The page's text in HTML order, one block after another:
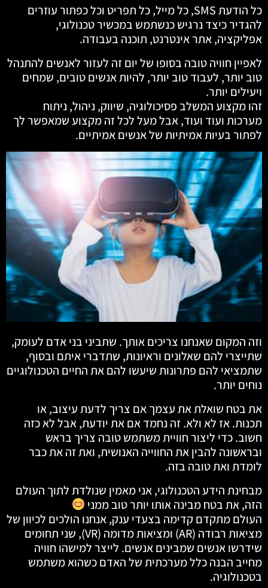
כל הודעת SMS, כל מייל, כל תפריט וכל כפתור עוזרים
להגדיר כיצד נרגיש כנשתמש במכשיר טכנולוגי,
אפליקציה, אתר אינטרנט, תוכנה בעבודה.
לאפיין חוויה טובה בסופו של יום זה לעזור לאנשים להתנהל
טוב יותר, לעבוד טוב יותר, להיות אנשים טובים, שמחים
ויעילים יותר.
זהו מקצוע המשלב פסיכולוגיה, שיווק, ניהול, ניתוח
מערכות ועוד ועוד, אבל מעל לכל זה מקצוע שמאפשר לך
לפתור בעיות אמיתיות של אנשים אמיתיים.
וזה המקום שאנחנו צריכים אותך. שתביני בני אדם לעומק,
שתייצרי להם שאלונים וראיונות, שתדברי איתם ובסוף,
שתמציאי להם פתרונות שיעשו להם את החיים הטכנולוגיים
נוחים יותר.
את בטח שואלת את עצמך אם צריך לדעת עיצוב, או
תכנות. אז לא ולא. זה נחמד אם את יודעת, אבל לא כזה
חשוב. כדי ליצור חוויית משתמש טובה צריך בראש
ובראשונה להבין את החווייה האנושית, ואת זה את כבר
לומדת ואת טובה בזה.
מבחינת הידע הטכנולוגי, אני מאמין שנולדת לתוך העולם
הזה, את בטח מבינה אותו יותר טוב ממני
העולם מתקדם קדימה בצעדי ענק, אנחנו הולכים לכיוון של
מציאות רבודה (AR) ומציאות מדומה (VR), שני תחומים
שידרשו אנשים שמבינים אנשים. לייצר למישהו חוויה
מחייב הבנה כלל מערכתית של האדם כשהוא משתמש
בטכנולוגיה.